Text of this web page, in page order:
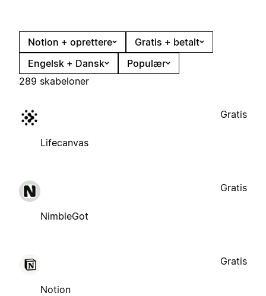
Notion + oprettere
Gratis + betalt
Engelsk + Dansk
Populær
289 skabeloner
Lifecanvas
Gratis
NimbleGot
Gratis
Notion
Gratis